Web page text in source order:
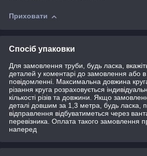
Приховати
Спосіб упаковки
Для замовлення труби, будь ласка,
деталей у коментарі до замовлення або
повідомленні. Максимальна довжина
різання круга розраховується
кількості різів та довжини. Якщо
деталі довшим за 1,3 метра, будь ласка,
відправлення відбуватиметься через
перевізника. Оплата такого замовлення
наперед